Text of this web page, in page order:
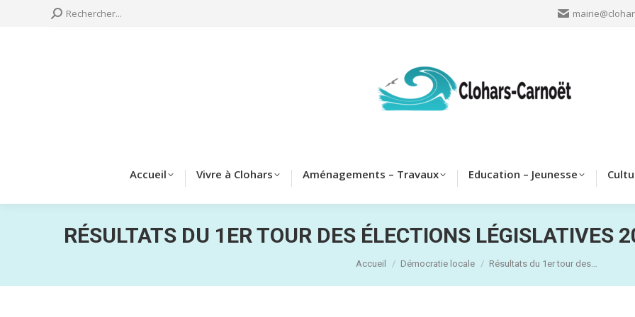
Search:
Rechercher...
Accueil Vivre à Clohars Aménagements – Travaux Education – Jeunesse
RÉSULTATS DU 1ER TOUR DES ÉLECTIONS LÉGISLATIVES
Vous êtes ici :
Accueil Démocratie locale Résultats du 1er tour des…
Education –